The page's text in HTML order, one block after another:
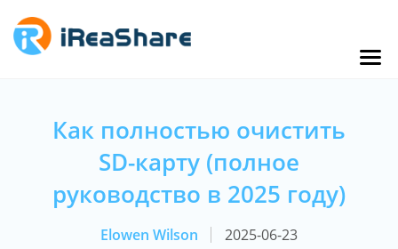
Как полностью очистить
SD-карту (полное
руководство в 2025 году)
Elowen Wilson 2025-06-23